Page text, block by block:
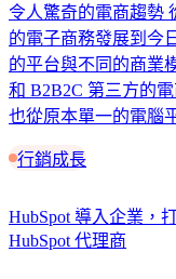
令人驚奇的電商趨勢
的電子商務發展到今
的平台與不同的商業
和 B2B2C 第三方的
也從原本單一的電腦
行銷成長
HubSpot 導入企業，
HubSpot 代理商